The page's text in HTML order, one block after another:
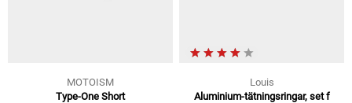
MOTOISM
Type-One Short
Louis
Aluminium-tätningsringar, set f